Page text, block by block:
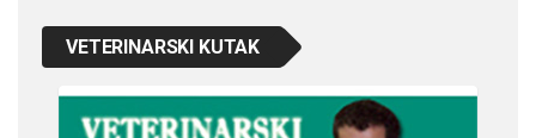
VETERINARSKI KUTAK